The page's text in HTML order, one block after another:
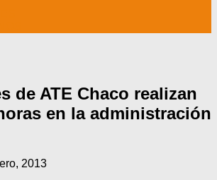
de ATE Chaco realizan
en la administración
2013